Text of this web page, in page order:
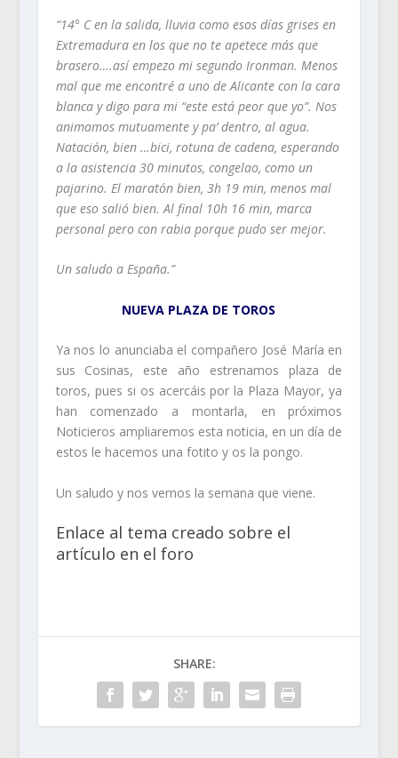
“14° C en la salida, lluvia como esos días grises en
Extremadura en los que no te apetece más que
brasero….así empezo mi segundo Ironman. Menos
mal que me encontré a uno de Alicante con la cara
blanca y digo para mi “este está peor que yo”. Nos
animamos mutuamente y pa’ dentro, al agua.
Natación, bien …bici, rotuna de cadena, esperando
a la asistencia 30 minutos, congelao, como un
pajarino. El maratón bien, 3h 19 min, menos mal
que eso salió bien. Al final 10h 16 min, marca
personal pero con rabia porque pudo ser mejor.
Un saludo a España.”
NUEVA PLAZA DE TOROS
Ya nos lo anunciaba el compañero José María en
sus Cosinas, este año estrenamos plaza de
toros, pues si os acercáis por la Plaza Mayor, ya
han comenzado a montarla, en próximos
Noticieros ampliaremos esta noticia, en un día de
estos le hacemos una fotito y os la pongo.
Un saludo y nos vemos la semana que viene.
Enlace al tema creado sobre el
artículo en el foro
SHARE: